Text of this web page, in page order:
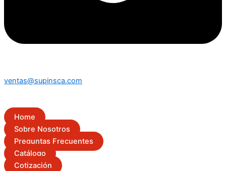
ventas@supinsca.com
Home
Sobre Nosotros
Preguntas Frecuentes
Catálogo
Cotización